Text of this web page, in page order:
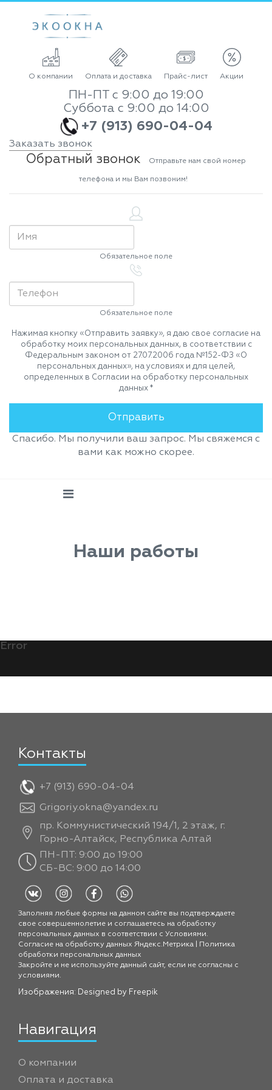
О компании Оплата и доставка Прайс-лист Акции
ПН-ПТ с 9:00 до 19:00
Суббота с 9:00 до 14:00
+7 (913) 690-04-04
Заказать звонок
Обратный звонок Отправьте нам свой номер
телефона и мы Вам позвоним!
Обязательное поле
Обязательное поле
Нажимая кнопку «Отправить заявку», я даю свое согласие на
обработку моих персональных данных, в соответствии с
Федеральным законом от 27.07.2006 года №152-ФЗ «О
персональных данных», на условиях и для целей,
определенных в Согласии на обработку персональных
данных *
Спасибо. Мы получили ваш запрос. Мы свяжемся с
вами как можно скорее.
Наши работы
Error
Контакты
+7 (913) 690-04-04
Grigoriy.okna@yandex.ru
пр. Коммунистический 194/1, 2 этаж, г.
Горно-Алтайск, Республика Алтай
ПН-ПТ: 9:00 до 19:00
СБ-ВС: 9:00 до 14:00
Заполняя любые формы на данном сайте вы подтверждаете
свое совершеннолетие и соглашаетесь на обработку
персональных данных в соответствии с Условиями.
Согласие на обработку данных Яндекс.Метрика
Политика
обработки персональных данных
Закройте и не используйте данный сайт, если не согласны с
условиями.
Изображения: Designed by Freepik
Навигация
О компании
Оплата и доставка